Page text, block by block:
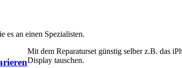
es an einen Spezialisten.
Mit dem Reparaturset günstig selber z.B. das
Display tauschen.